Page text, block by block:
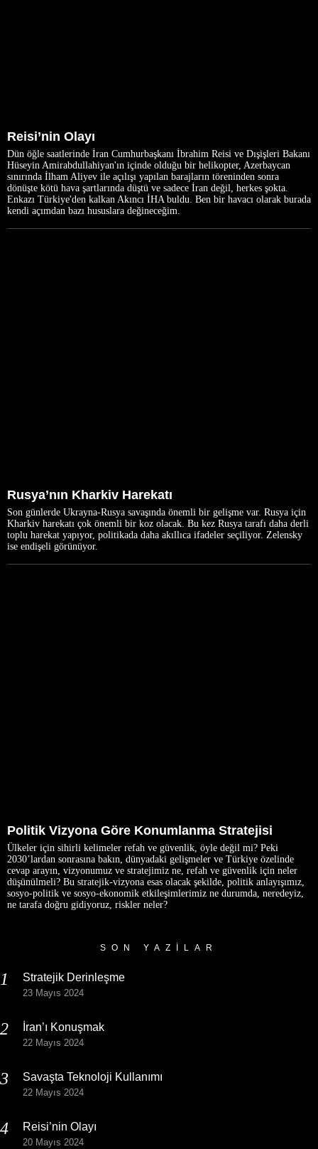
Reisi’nin Olayı
Dün öğle saatlerinde İran Cumhurbaşkanı İbrahim Reisi ve Dışişleri Bakanı
Hüseyin Amirabdullahiyan'ın içinde olduğu bir helikopter, Azerbaycan
sınırında İlham Aliyev ile açılışı yapılan barajların töreninden sonra
dönüşte kötü hava şartlarında düştü ve sadece İran değil, herkes şokta.
Enkazı Türkiye'den kalkan Akıncı İHA buldu. Ben bir havacı olarak burada
kendi açımdan bazı hususlara değineceğim.
Rusya’nın Kharkiv Harekatı
Son günlerde Ukrayna-Rusya savaşında önemli bir gelişme var. Rusya için
Kharkiv harekatı çok önemli bir koz olacak. Bu kez Rusya tarafı daha derli
toplu harekat yapıyor, politikada daha akıllıca ifadeler seçiliyor. Zelensky
ise endişeli görünüyor.
Politik Vizyona Göre Konumlanma Stratejisi
Ülkeler için sihirli kelimeler refah ve güvenlik, öyle değil mi? Peki
2030’lardan sonrasına bakın, dünyadaki gelişmeler ve Türkiye özelinde
cevap arayın, vizyonumuz ve stratejimiz ne, refah ve güvenlik için neler
düşünülmeli? Bu stratejik-vizyona esas olacak şekilde, politik anlayışımız,
sosyo-politik ve sosyo-ekonomik etkileşimlerimiz ne durumda, neredeyiz,
ne tarafa doğru gidiyoruz, riskler neler?
SON YAZILAR
Stratejik Derinleşme
23 Mayıs 2024
İran’ı Konuşmak
22 Mayıs 2024
Savaşta Teknoloji Kullanımı
22 Mayıs 2024
Reisi’nin Olayı
20 Mayıs 2024